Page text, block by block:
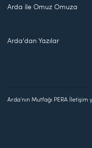
Arda ile Omuz Omuza
Arda'dan Yazılar
Arda'nın Mutfağı PERA İletişim